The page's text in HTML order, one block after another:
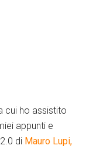
cui ho assistito
appunti e
di Mauro Lupi,